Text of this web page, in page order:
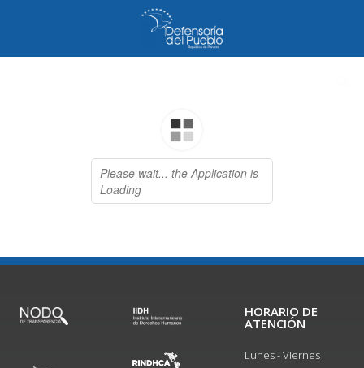
HORARIO DE
ATENCIÓN
Lunes - Viernes